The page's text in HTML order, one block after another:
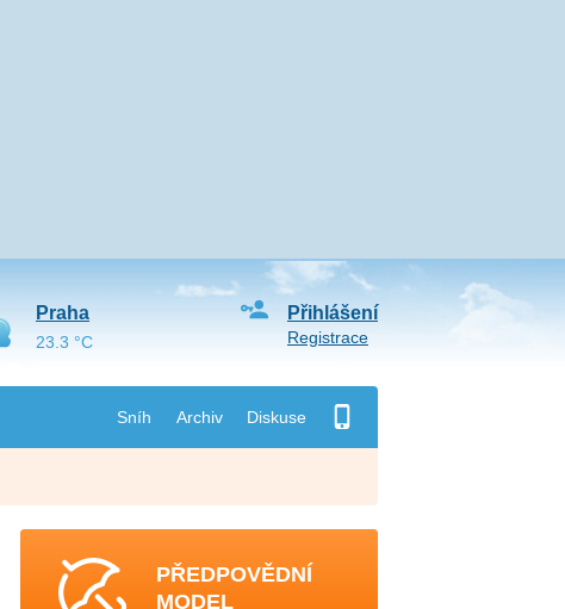
Sníh Archiv Diskuse
Přihlášení
Registrace
Praha
23.3 °C
PŘEDPOVĚDNÍ
MODEL